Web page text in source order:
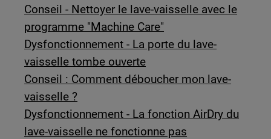
Conseil - Nettoyer le lave-vaisselle avec le
programme "Machine Care"
Dysfonctionnement - La porte du lave-
vaisselle tombe ouverte
Conseil : Comment déboucher mon lave-
vaisselle ?
Dysfonctionnement - La fonction AirDry du
lave-vaisselle ne fonctionne pas